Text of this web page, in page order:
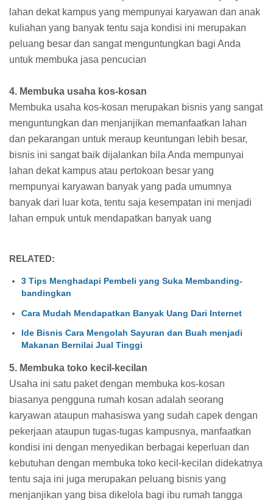
lahan dekat kampus yang mempunyai karyawan dan anak
kuliahan yang banyak tentu saja kondisi ini merupakan
peluang besar dan sangat menguntungkan bagi Anda
untuk membuka jasa pencucian
4. Membuka usaha kos-kosan
Membuka usaha kos-kosan merupakan bisnis yang sangat
menguntungkan dan menjanjikan memanfaatkan lahan
dan pekarangan untuk meraup keuntungan lebih besar,
bisnis ini sangat baik dijalankan bila Anda mempunyai
lahan dekat kampus atau pertokoan besar yang
mempunyai karyawan banyak yang pada umumnya
banyak dari luar kota, tentu saja kesempatan ini menjadi
lahan empuk untuk mendapatkan banyak uang
RELATED:
3 Tips Menghadapi Pembeli yang Suka Membanding-
bandingkan
Cara Mudah Mendapatkan Banyak Uang Dari Internet
Ide Bisnis Cara Mengolah Sayuran dan Buah menjadi
Makanan Bernilai Jual Tinggi
5. Membuka toko kecil-kecilan
Usaha ini satu paket dengan membuka kos-kosan
biasanya pengguna rumah kosan adalah seorang
karyawan ataupun mahasiswa yang sudah capek dengan
pekerjaan ataupun tugas-tugas kampusnya, manfaatkan
kondisi ini dengan menyedikan berbagai keperluan dan
kebutuhan dengan membuka toko kecil-kecilan didekatnya
tentu saja ini juga merupakan peluang bisnis yang
menjanjikan yang bisa dikelola bagi ibu rumah tangga